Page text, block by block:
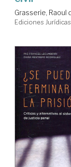
Grasserie, Raoul
Ediciones